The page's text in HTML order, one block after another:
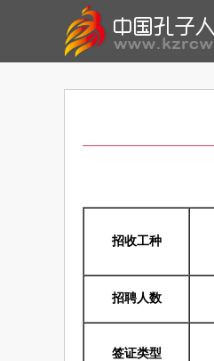
招收工种
招聘人数
签证类型